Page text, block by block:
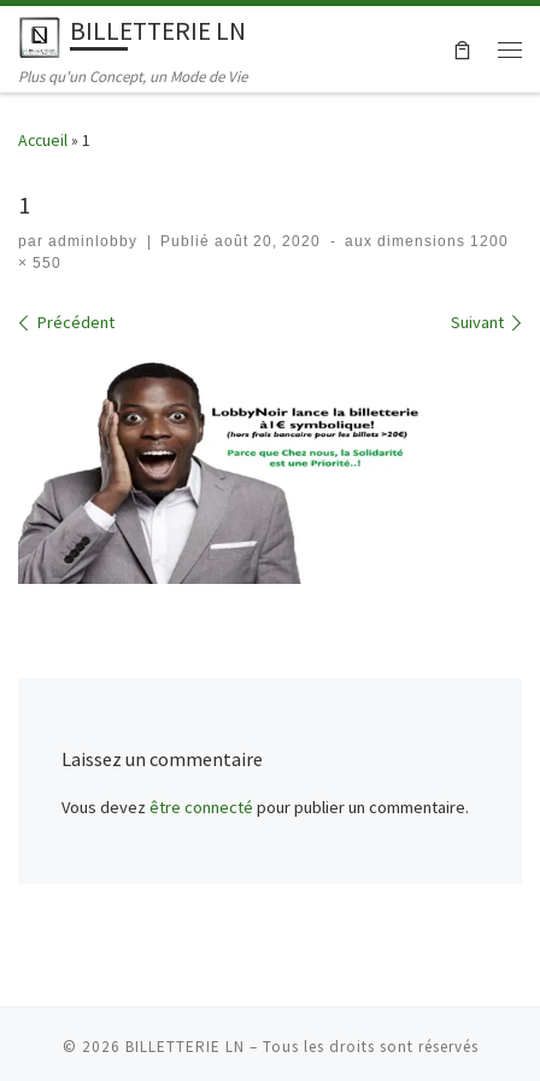
Skip to content
BILLETTERIE LN
Plus qu'un Concept, un Mode de Vie
Accueil » 1
1
par adminlobby Publiéaoût 20, 2020 - aux dimensions 1200
× 550
Navigation dans les images
Précédent Suivant
Laissez un commentaire
Vous devezêtre connecté pour publier un commentaire.
© 2026 BILLETTERIE LN – Tous les droits sont réservés